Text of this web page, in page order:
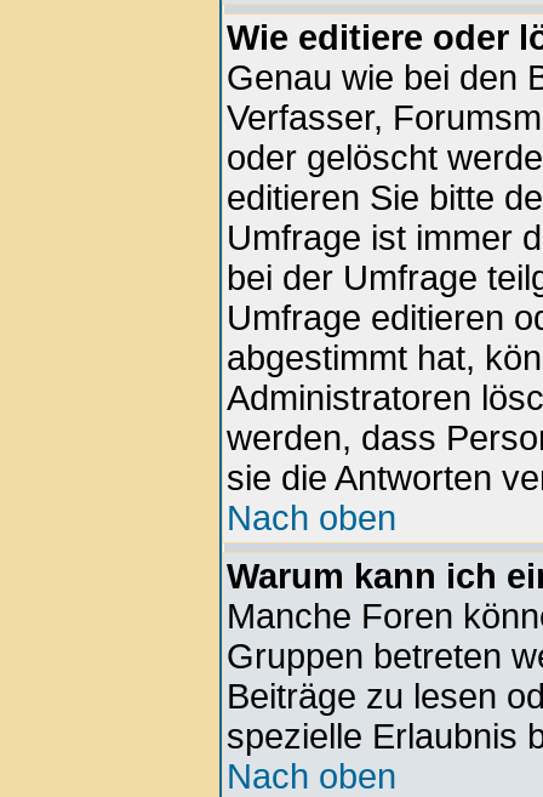
Wie editiere oder
Genau wie bei den
Verfasser,
oder gelöscht
editieren Sie bitte
Umfrage ist immer
bei der Umfrage
Umfrage editieren
abgestimmt hat,
Administratoren
werden, dass
sie die Antworten
Nach oben
Warum kann ich
Manche Foren
Gruppen betreten
Beiträge zu lesen
spezielle Erlaubnis
Nach oben